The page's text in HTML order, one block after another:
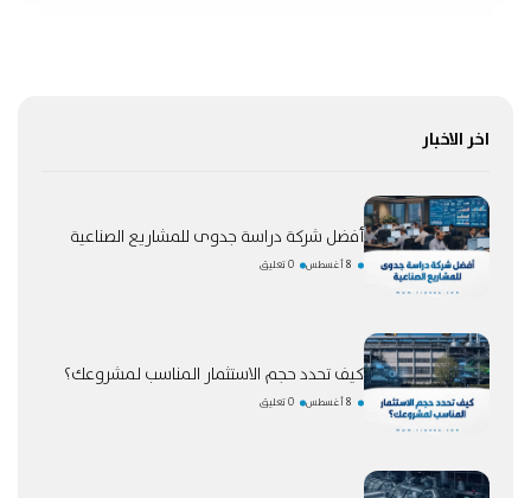
اخر الاخبار
أفضل شركة دراسة جدوى للمشاريع الصناعية
8 أغسطس 0 تعليق
كيف تحدد حجم الاستثمار المناسب لمشروعك؟
8 أغسطس 0 تعليق